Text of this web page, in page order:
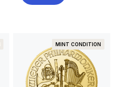
MINT CONDITION